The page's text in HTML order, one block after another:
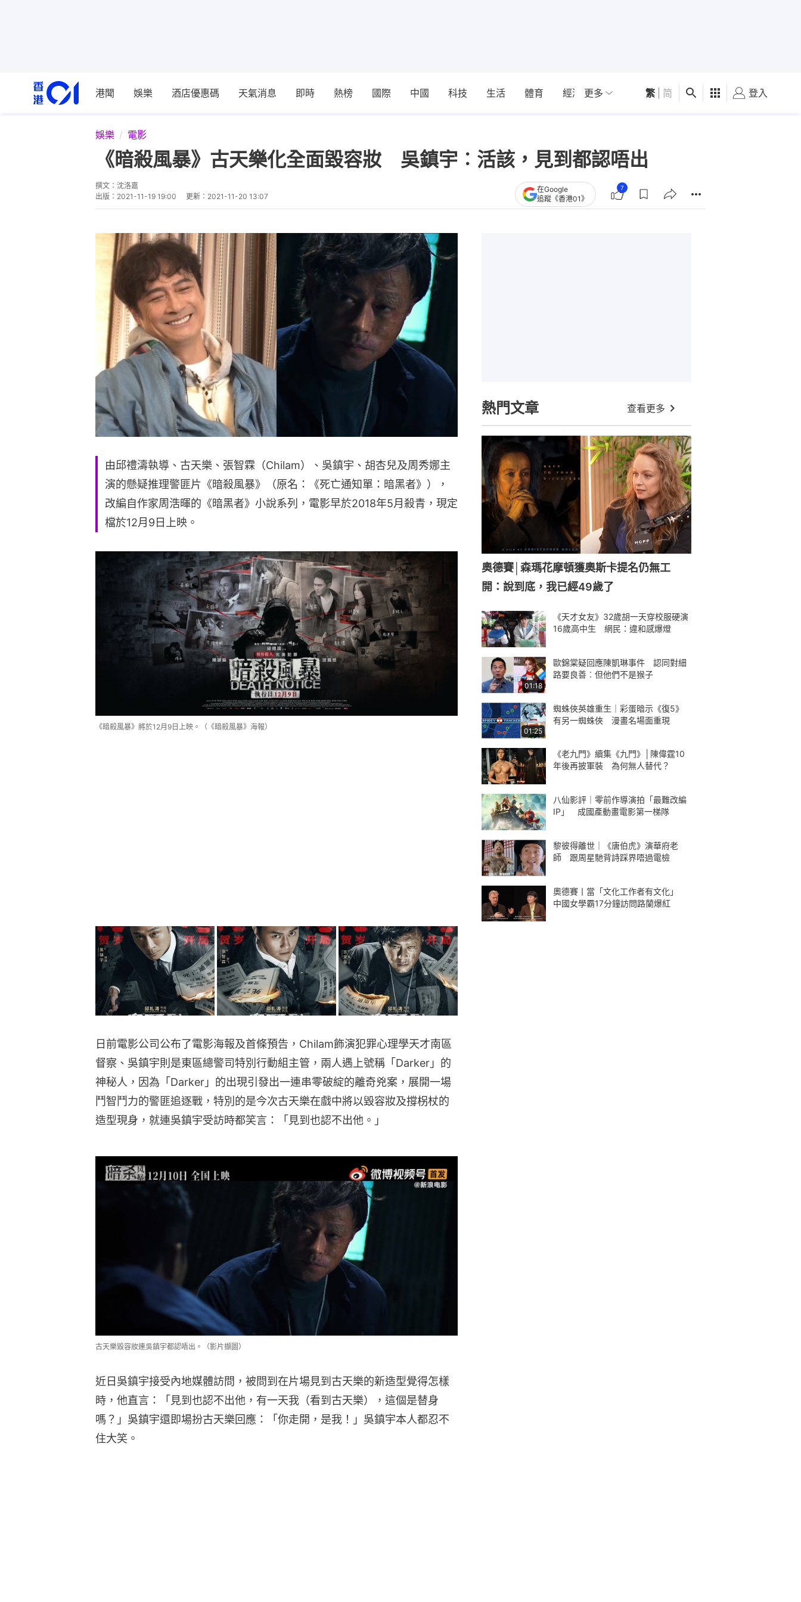
港聞 娛樂 酒店優惠碼 天氣消息 即時 熱榜 國際 中國 科技 生活 體育 經濟 01深圳 觀點 健康 好食玩飛
更多 繁 简 登入
娛樂 電影
《暗殺風暴》古天樂化全面毀容妝 吳鎮宇︰活該，見到都認唔出
撰文： 沈洛嘉
出版： 2021-11-19 19:00 更新： 2021-11-20 13:07
在Google
追蹤《香港01》
7
由邱禮濤執導、古天樂、張智霖（Chilam）、吳鎮宇、胡杏兒及周秀娜主
演的懸疑推理警匪片《暗殺風暴》（原名：《死亡通知單：暗黑者》），
改編自作家周浩暉的《暗黑者》小說系列，電影早於2018年5月殺青，現定
檔於12月9日上映。
《暗殺風暴》將於12月9日上映。（《暗殺風暴》海報）
日前電影公司公布了電影海報及首條預告，Chilam飾演犯罪心理學天才南區
督察、吳鎮宇則是東區總警司特別行動組主管，兩人遇上號稱「Darker」的
神秘人，因為「Darker」的出現引發出一連串零破綻的離奇兇案，展開一場
鬥智鬥力的警匪追逐戰，特別的是今次古天樂在戲中將以毀容妝及撐柺杖的
造型現身，就連吳鎮宇受訪時都笑言：「見到也認不出他。」
古天樂毀容妝連吳鎮宇都認唔出。（影片擷圖）
近日吳鎮宇接受內地媒體訪問，被問到在片場見到古天樂的新造型覺得怎樣
時，他直言：「見到也認不出他，有一天我（看到古天樂），這個是替身
嗎？」吳鎮宇還即場扮古天樂回應：「你走開，是我！」吳鎮宇本人都忍不
住大笑。
熱門文章 查看更多
奧德賽│森瑪花摩頓獲奧斯卡提名仍無工
開：說到底，我已經49歲了
《天才女友》32歲胡一天穿校服硬演
16歲高中生 網民：違和感爆燈
01:18
歐錦棠疑回應陳凱琳事件 認同對細
路要良善︰但他們不是猴子
01:25
蜘蛛俠英雄重生｜彩蛋暗示《復5》
有另一蜘蛛俠 漫畫名場面重現
《老九門》續集《九門》│陳偉霆10
年後再披軍裝 為何無人替代？
八仙影評｜零前作導演拍「最難改編
IP」 成國產動畫電影第一梯隊
黎彼得離世｜《唐伯虎》演華府老
師 跟周星馳背詩踩界唔過電檢
奧德賽丨當「文化工作者有文化」
中國女學霸17分鐘訪問路蘭爆紅